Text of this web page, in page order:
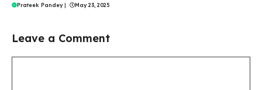
Prateek Pandey | May 23, 2025
Leave a Comment